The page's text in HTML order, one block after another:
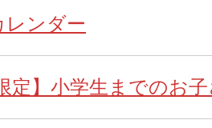
レンダー
定】小学生までのお